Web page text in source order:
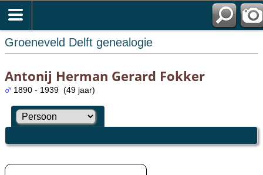
Groeneveld Delft genealogie
Antonij Herman Gerard Fokker
1890 - 1939 (49 jaar)